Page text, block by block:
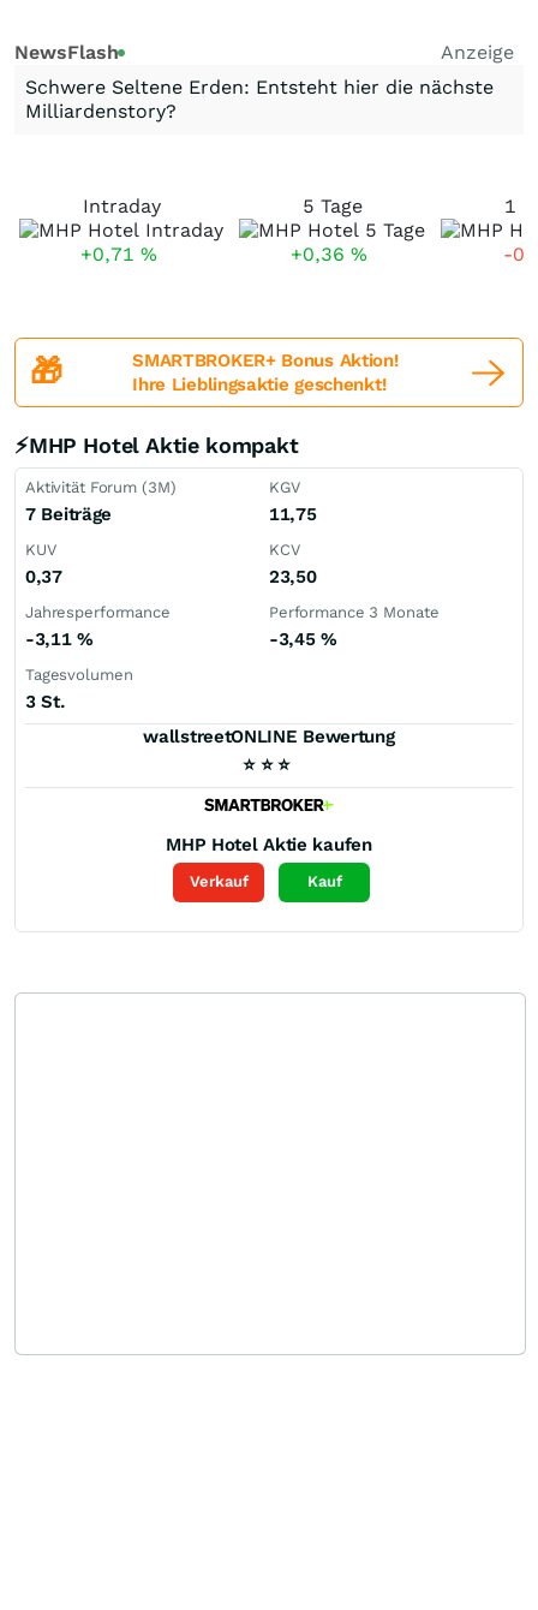
NewsFlash
Anzeige
Schwere Seltene Erden: Entsteht hier die nächste
Milliardenstory?
Intraday
+0,71 %
5 Tage
+0,36 %
1
-
🎁
SMARTBROKER+ Bonus Aktion!
Ihre Lieblingsaktie geschenkt!
⚡MHP Hotel Aktie kompakt
Aktivität Forum (3M)
7 Beiträge
KGV
11,75
KUV
0,37
KCV
23,50
Jahresperformance
-3,11%
Performance 3 Monate
-3,45%
Tagesvolumen
3 St.
wallstreetONLINE Bewertung
⭐ ⭐ ⭐
MHP Hotel Aktie kaufen
Verkauf Kauf